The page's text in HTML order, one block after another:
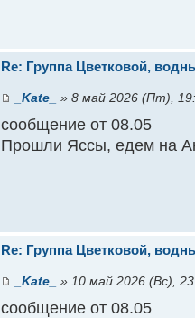
Re: Группа Цветковой,
_Kate_ » 8 май 2026 (Пт),
сообщение от 08.05
Прошли Яссы, едем на
Re: Группа Цветковой,
_Kate_ » 10 май 2026 (Вс),
сообщение от 08.05